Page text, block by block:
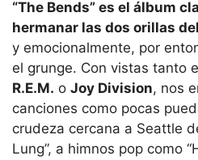
“The Bends” es el álbum
hermanar las dos orillas
y emocionalmente, por
el grunge. Con vistas tanto
R.E.M. o Joy Division, nos
canciones como pocas
crudeza cercana a Seattle
Lung”, a himnos pop como